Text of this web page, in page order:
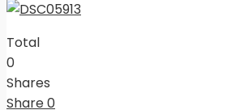
Total
0
Shares
Share0